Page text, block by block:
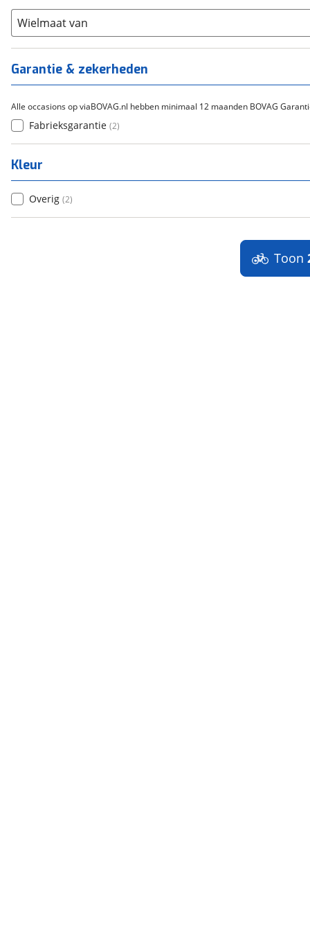
Staal (0 )
Tica
Wielmaat van
Garantie & zekerheden
Alle occasions op viaBOVAG.nl hebben minimaal 12 maanden BOVAG
Fabrieksgarantie (2)
Kleur
Overig (2)
Toon